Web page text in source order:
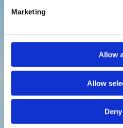
Marketing
Allow
Allow
Deny